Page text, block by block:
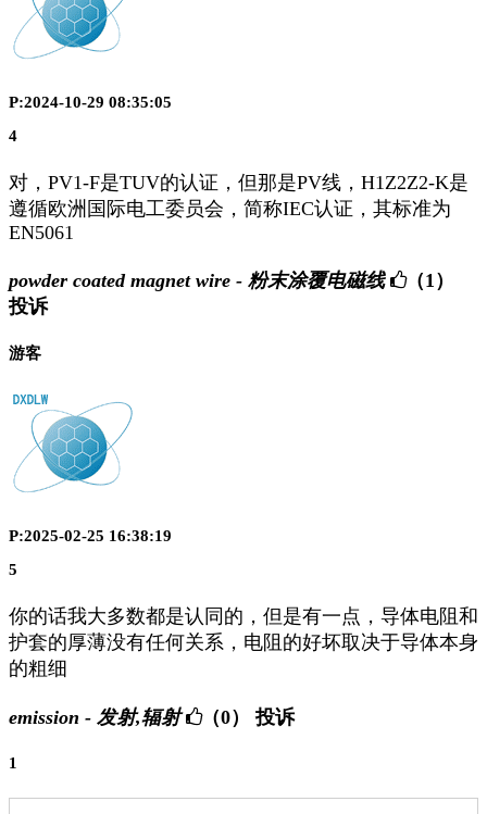
P:2024-10-29 08:35:05
4
对，PV1-F是TUV的认证，但那是PV线，H1Z2Z2-K是
遵循欧洲国际电工委员会，简称IEC认证，其标准为
EN5061
powder coated magnet wire - 粉末涂覆电磁线
（1）
投诉
游客
P:2025-02-25 16:38:19
5
你的话我大多数都是认同的，但是有一点，导体电阻和
护套的厚薄没有任何关系，电阻的好坏取决于导体本身
的粗细
emission - 发射,辐射 （0） 投诉
1